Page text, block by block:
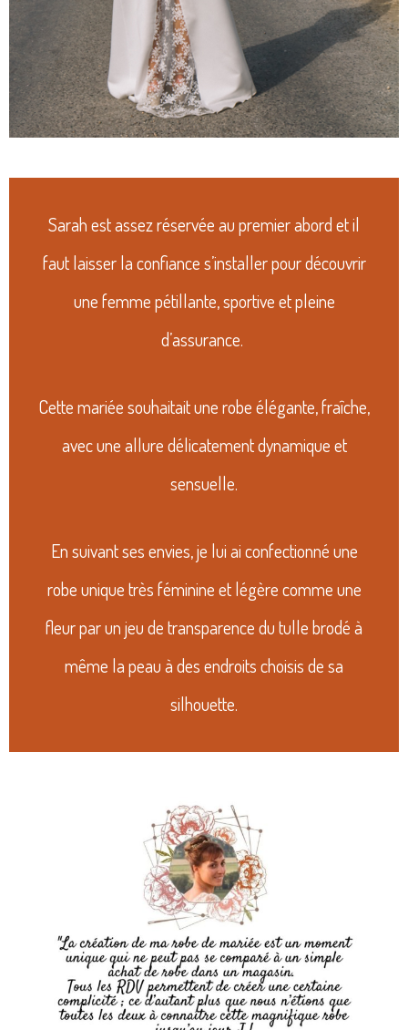
Sarah est assez réservée au premier abord et il
faut laisser la confiance s’installer pour découvrir
une femme pétillante, sportive et pleine
d’assurance.
Cette mariée souhaitait une robe élégante, fraîche,
avec une allure délicatement dynamique et
sensuelle.
En suivant ses envies, je lui ai confectionné une
robe unique très féminine et légère comme une
fleur par un jeu de transparence du tulle brodé à
même la peau à des endroits choisis de sa
silhouette.